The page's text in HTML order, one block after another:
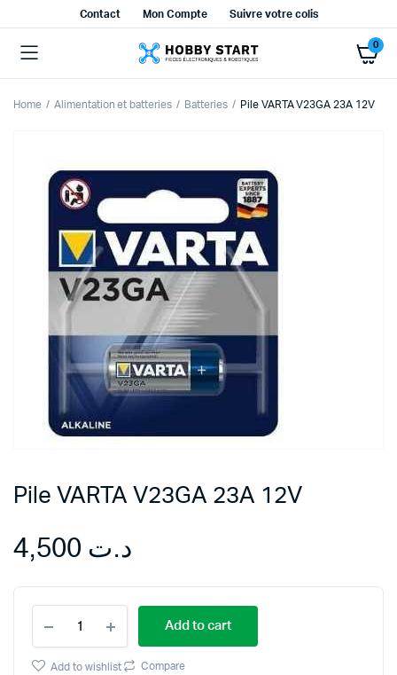
Contact Mon Compte Suivre votre colis
0
Home Alimentation et batteries Batteries Pile VARTA V23GA 23A 12V
Pile VARTA V23GA 23A 12V
د.ت
VARTA
V23GA
23A
Add to cart
Add to wishlist Compare